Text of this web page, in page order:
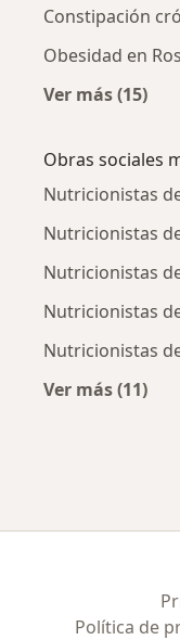
Constipación
Obesidad en
Ver más (15)
Obras sociales
Nutricionistas
Nutricionistas
Nutricionistas
Nutricionistas
Nutricionistas
Ver más (11)
Política de